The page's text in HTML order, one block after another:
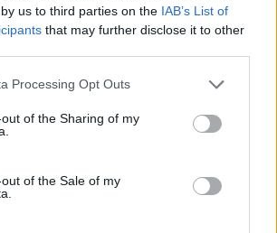
us to third parties on the IAB’s List of
that may further disclose it to other
Processing Opt Outs
of the Sharing of my
of the Sale of my
2023, si terrà la “Festa
i principali appuntamenti in
la serata degli Oscar sportivi
2 settembre) alle 17.30,
comunale,
auto trasporto organi e dalle